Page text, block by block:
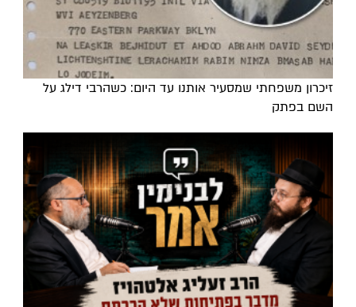
זיכרון משפחתי שמסעיר אותנו עד היום: כשהרבי דילג על
השם בפתק